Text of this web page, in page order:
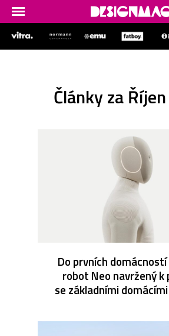
Články za
Do prvních
robot Neo navržený k
se základními